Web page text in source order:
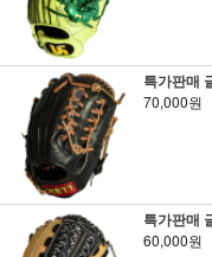
특가판매
70,000원
특가판매
60,000원